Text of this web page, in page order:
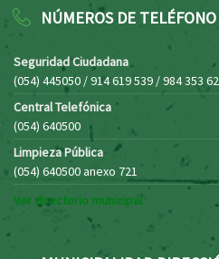
NÚMEROS DE TELÉFONO
Seguridad Ciudadana
(054) 445050 / 914 619 539 / 984 353
Central Telefónica
(054) 640500
Limpieza Pública
(054) 640500 anexo 721
Ver directorio municipal